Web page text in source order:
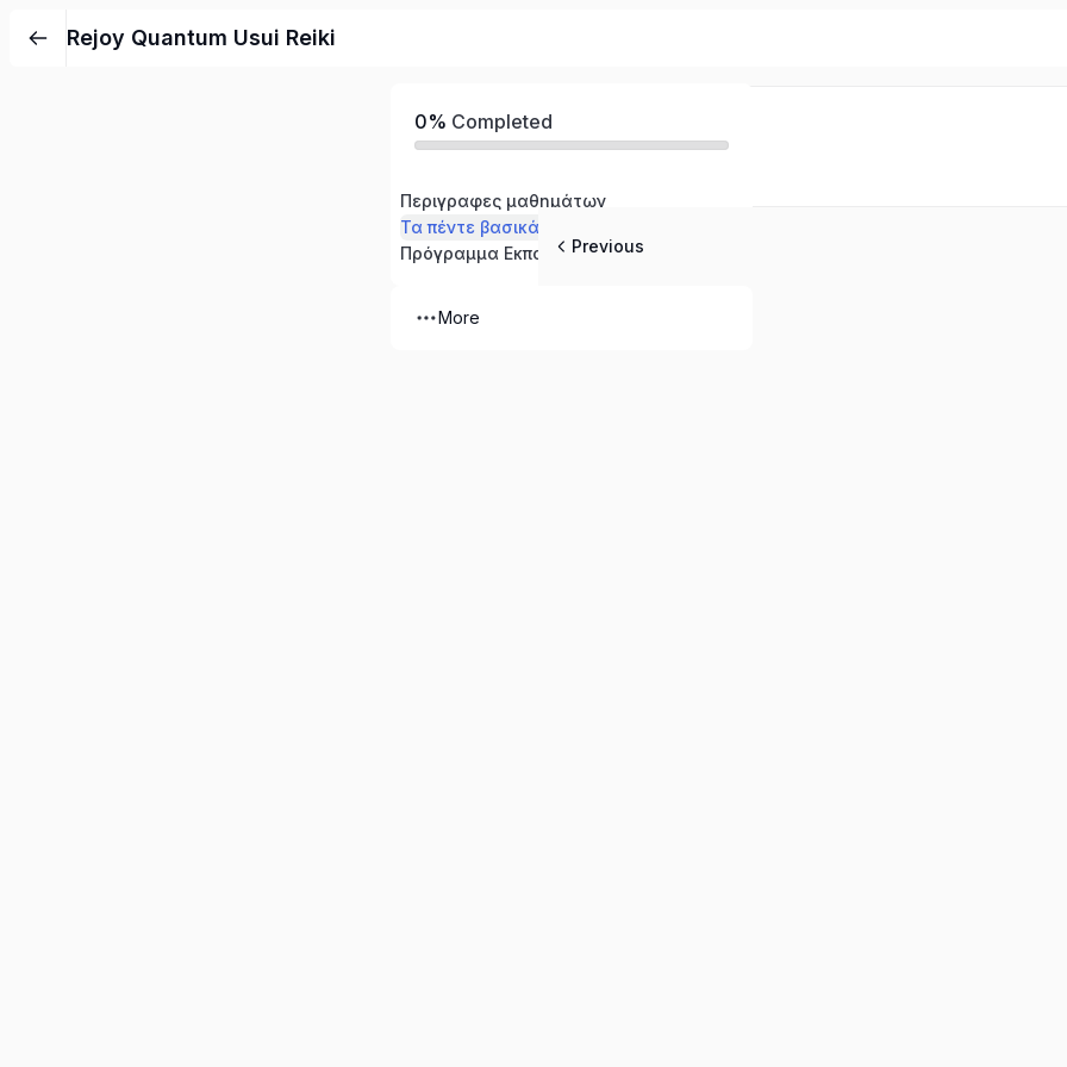
Rejoy Quantum Usui Reiki
0% Completed
Περιγραφες μαθημάτων
Τα πέντε βασικά σύμβολα του Ρέικι
More
Previous